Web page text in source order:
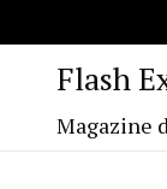
Flash
Magazine